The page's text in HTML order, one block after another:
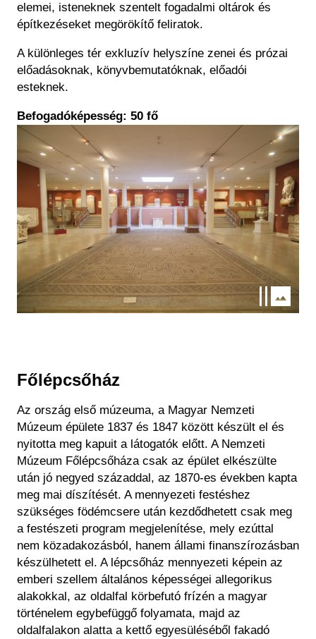
elemei, isteneknek szentelt fogadalmi oltárok és
építkezéseket megörökítő feliratok.
A különleges tér exkluzív helyszíne zenei és prózai
előadásoknak, könyvbemutatóknak, előadói
esteknek.
Befogadóképesség: 50 fő
Kép
Főlépcsőház
Az ország első múzeuma, a Magyar Nemzeti
Múzeum épülete 1837 és 1847 között készült el és
nyitotta meg kapuit a látogatók előtt. A Nemzeti
Múzeum Főlépcsőháza csak az épület elkészülte
után jó negyed századdal, az 1870-es években kapta
meg mai díszítését. A mennyezeti festéshez
szükséges födémcsere után kezdődhetett csak meg
a festészeti program megjelenítése, mely ezúttal
nem közadakozásból, hanem állami finanszírozásban
készülhetett el. A lépcsőház mennyezeti képein az
emberi szellem általános képességei allegorikus
alakokkal, az oldalfal körbefutó frízén a magyar
történelem egybefüggő folyamata, majd az
oldalfalakon alatta a kettő egyesüléséből fakadó